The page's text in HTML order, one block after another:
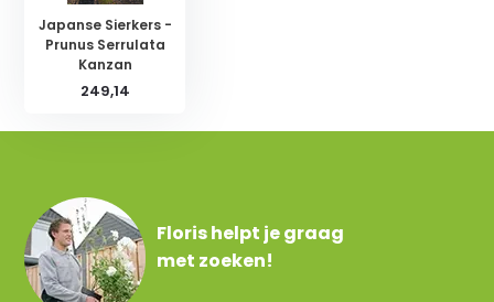
Japanse Sierkers -
Prunus Serrulata
Kanzan
249,14
Floris helpt je graag
met zoeken!